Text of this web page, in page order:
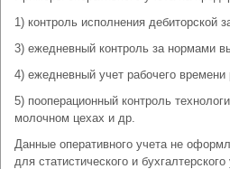
1) контроль исполнения дебиторской
3) ежедневный контроль за нормами
4) ежедневный учет рабочего времени
5) пооперационный контроль
молочном цехах и др.
Данные оперативного учета не
для статистического и бухгалтерского